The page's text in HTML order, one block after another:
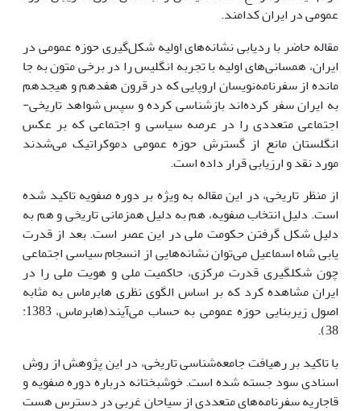
عمومی در ایران کدامند.
مقاله حاضر با ردیابی نشانه‌های اولیه شکل‌گیری حوزه عمومی در
ایران، همسانی‌های اولیه با تجربه انگلیس را در برخی متون به جا
مانده از سفرنامه‌نویسان اروپایی که در قرون هفدهم و هیجدهم
به ایران سفر کرده‌اند بازشناسی کرده و سپس شواهد تاریخی-
اجتماعی متعددی را در عرصه سیاسی و اجتماعی که بر عکس
انگلستان مانع از گسترش حوزه عمومی دموکراتیک می‌شدند
مورد نقد و ارزیابی قرار داده است.
از منظر تاریخی، در این مقاله به ویژه بر دوره صفویه تاکید شده
است. دلیل انتخاب صفویه، هم به دلیل همزمانی تاریخی و هم به
دلیل شکل گرفتن حکومت ملی در این عصر است. بعد از قدرت
یابی شاه اسماعیل می‌توان نشانه‌هایی از انسجام سیاسی اجتماعی
چون شکل­گیری قدرت مرکزی، حاکمیت ملی و هویت ملی را در
ایران مشاهده کرد که بر اساس الگوی نظری هابرماس به مثابه
اصول زیربنایی حوزه عمومی به حساب می‌آیند(هابرماس، 1383:
38).
با تاکید بر رهیافت جامعه‌شناسی تاریخی، در این پژوهش از روش
اسنادی سود جسته شده است. خوشبختانه درباره دوره صفویه و
قاجاریه سفرنامه‌های متعددی از سیاحان غربی در دسترس هست